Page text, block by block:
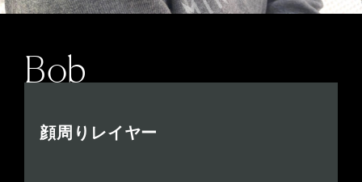
Bob
顔周りレイヤー